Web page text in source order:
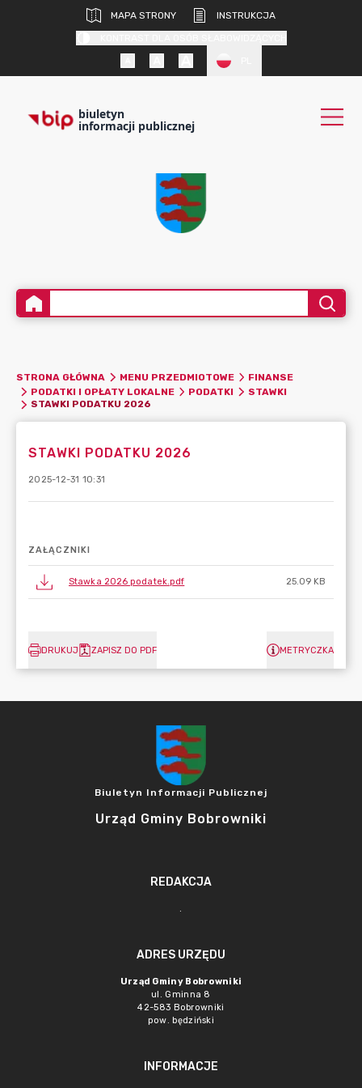
MAPA STRONY
INSTRUKCJA
biuletyn
informacji publicznej
STRONA GŁÓWNA MENU PRZEDMIOTOWE
FINANSE
PODATKI I OPŁATY LOKALNE
PODATKI
STAWKI
STAWKI PODATKU 2026
STAWKI PODATKU 2026
2025-12-31 10:31
ZAŁĄCZNIKI
Stawka 2026 podatek.pdf 25.09 KB
DRUKUJ ZAPISZ DO PDF METRYCZKA
Biuletyn Informacji Publicznej
Urząd Gminy Bobrowniki
REDAKCJA
.
ADRES URZĘDU
Urząd Gminy Bobrowniki
ul. Gminna 8
42-583 Bobrowniki
pow. będziński
INFORMACJE